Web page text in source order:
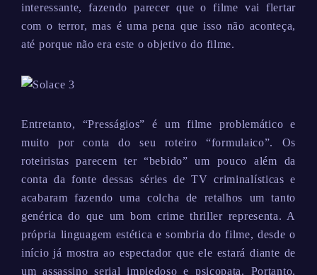
interessante, fazendo parecer que o filme vai flertar
com o terror, mas é uma pena que isso não aconteça,
até porque não era este o objetivo do filme.
Entretanto, “Presságios” é um filme problemático e
muito por conta do seu roteiro “formulaico”. Os
roteiristas parecem ter “bebido” um pouco além da
conta da fonte dessas séries de TV criminalísticas e
acabaram fazendo uma colcha de retalhos um tanto
genérica do que um bom crime thriller representa. A
própria linguagem estética e sombria do filme, desde o
início já mostra ao espectador que ele estará diante de
um assassino serial impiedoso e psicopata. Portanto,